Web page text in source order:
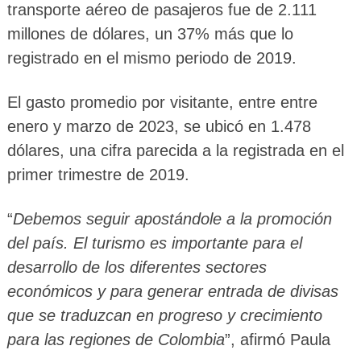
transporte aéreo de pasajeros fue de 2.111
millones de dólares, un 37% más que lo
registrado en el mismo periodo de 2019.
El gasto promedio por visitante, entre entre
enero y marzo de 2023, se ubicó en 1.478
dólares, una cifra parecida a la registrada en el
primer trimestre de 2019.
“Debemos seguir apostándole a la promoción
del país. El turismo es importante para el
desarrollo de los diferentes sectores
económicos y para generar entrada de divisas
que se traduzcan en progreso y crecimiento
para las regiones de Colombia”, afirmó Paula